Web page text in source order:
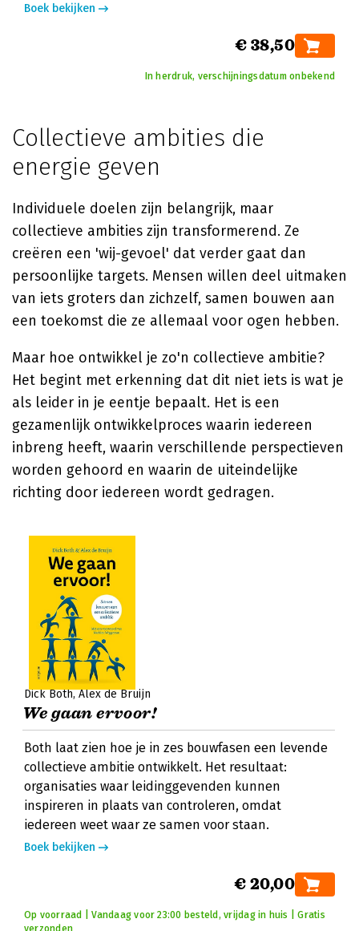
Boek bekijken
€ 38,50
In herdruk, verschijningsdatum onbekend
Collectieve ambities die
energie geven
Individuele doelen zijn belangrijk, maar
collectieve ambities zijn transformerend. Ze
creëren een 'wij-gevoel' dat verder gaat dan
persoonlijke targets. Mensen willen deel uitmaken
van iets groters dan zichzelf, samen bouwen aan
een toekomst die ze allemaal voor ogen hebben.
Maar hoe ontwikkel je zo'n collectieve ambitie?
Het begint met erkenning dat dit niet iets is wat je
als leider in je eentje bepaalt. Het is een
gezamenlijk ontwikkelproces waarin iedereen
inbreng heeft, waarin verschillende perspectieven
worden gehoord en waarin de uiteindelijke
richting door iedereen wordt gedragen.
Dick Both Alex de Bruijn
We gaan ervoor!
Both laat zien hoe je in zes bouwfasen een levende
collectieve ambitie ontwikkelt. Het resultaat:
organisaties waar leidinggevenden kunnen
inspireren in plaats van controleren, omdat
iedereen weet waar ze samen voor staan.
Boek bekijken
€ 20,00
Op voorraad | Vandaag voor 23:00 besteld, vrijdag in huis | Gratis
verzonden